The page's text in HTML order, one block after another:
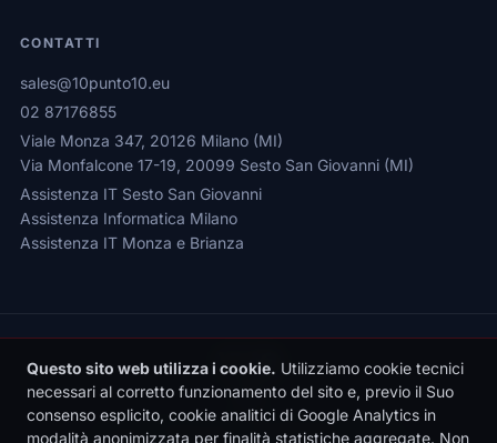
CONTATTI
sales@10punto10.eu
02 87176855
Viale Monza 347, 20126 Milano (MI)
Via Monfalcone 17-19, 20099 Sesto San Giovanni (MI)
Assistenza IT Sesto San Giovanni
Assistenza Informatica Milano
Assistenza IT Monza e Brianza
Privacy Policy|Cookie Policy|Gestione Cookie
Questo sito web utilizza i cookie. Utilizziamo cookie tecnici
necessari al corretto funzionamento del sito e, previo il Suo
consenso esplicito, cookie analitici di Google Analytics in
modalità anonimizzata per finalità statistiche aggregate. Non